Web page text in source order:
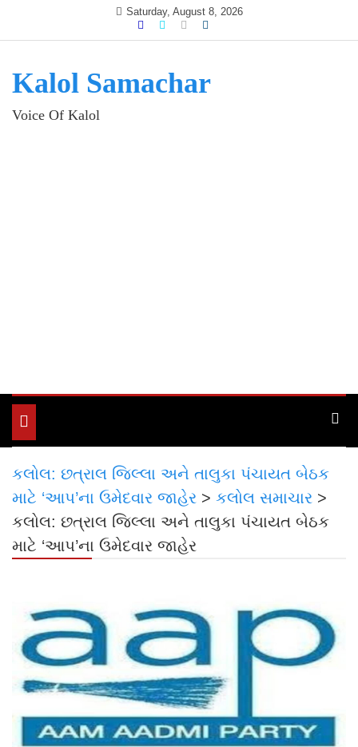
Saturday, August 8, 2026
Kalol Samachar
Voice Of Kalol
Toggle
navigation
કલોલ: છત્રાલ જિલ્લા અને તાલુકા પંચાયત બેઠક
માટે ‘આપ’ના ઉમેદવાર જાહેર > કલોલ સમાચાર >
કલોલ: છત્રાલ જિલ્લા અને તાલુકા પંચાયત બેઠક
માટે ‘આપ’ના ઉમેદવાર જાહેર